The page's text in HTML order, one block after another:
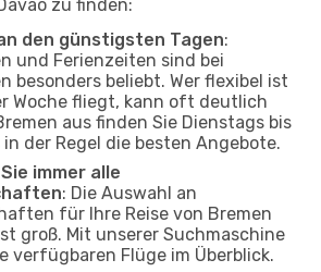
zu finden:
den günstigsten Tagen:
und Ferienzeiten sind bei
besonders beliebt. Wer flexibel ist
Woche fliegt, kann oft deutlich
aus finden Sie Dienstags bis
der Regel die besten Angebote.
immer alle
: Die Auswahl an
für Ihre Reise von Bremen
groß. Mit unserer Suchmaschine
verfügbaren Flüge im Überblick.